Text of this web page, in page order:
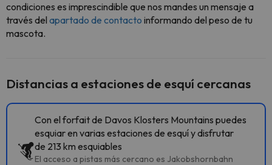
condiciones es imprescindible que nos mandes un mensaje a
través del apartado de contacto informando del peso de tu
mascota.
Distancias a estaciones de esquí cercanas
Con el forfait de Davos Klosters Mountains puedes
esquiar en varias estaciones de esquí y disfrutar
de 213 km esquiables
El acceso a pistas más cercano es Jakobshornbahn